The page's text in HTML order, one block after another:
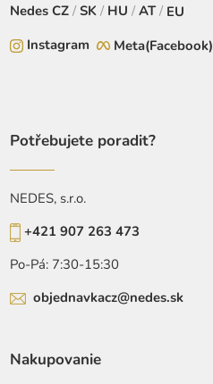
NedesCZ/SK/HU /AT/ EU
Instagram
Meta(Facebook)
Potřebujete poradit?
NEDES, s.r.o.
+421 907 263 473
Po-Pá: 7:30-15:30
objednavkacz@nedes.sk
Nakupovanie